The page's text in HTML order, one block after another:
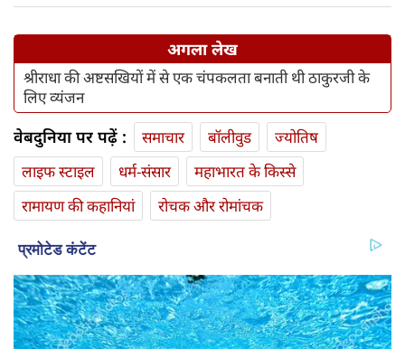
अगला लेख
श्रीराधा की अष्टसखियों में से एक चंपकलता बनाती थी ठाकुरजी के
लिए व्यंजन
वेबदुनिया पर पढ़ें : समाचार बॉलीवुड
ज्योतिष
लाइफ स्‍टाइल
धर्म-संसार
महाभारत के किस्से
रामायण की कहानियां
रोचक और रोमांचक